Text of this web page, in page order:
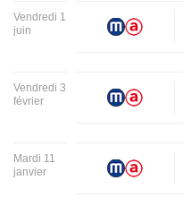
Vendredi 1
juin
Vendredi 3
février
Mardi 11
janvier